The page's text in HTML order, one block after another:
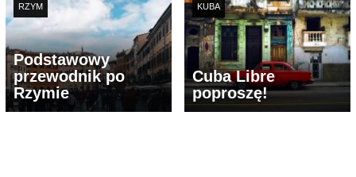
RZYM
Podstawowy
przewodnik po
Rzymie
KUBA
Cuba Libre
poproszę!